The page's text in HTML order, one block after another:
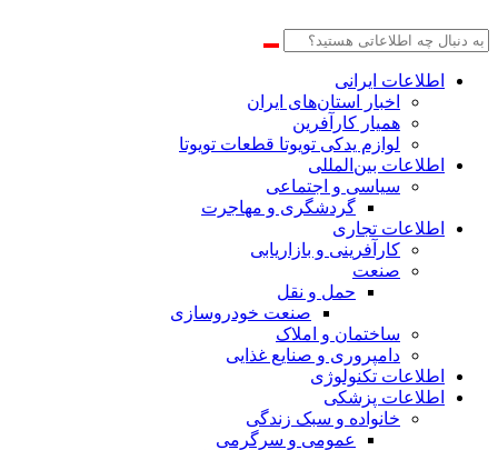
اطلاعات‌ ‎ایرانی
اخبار استان‌های ایران
همیار کارآفرین
لوازم یدکی تویوتا قطعات تویوتا
اطلاعات بین‌المللی
سیاسی و اجتماعی
گردشگری و مهاجرت
اطلاعات تجاری
کارآفرینی و بازاریابی
صنعت
حمل و نقل
صنعت خودروسازی
ساختمان و املاک
دامپروری و صنایع غذایی
اطلاعات تکنولوژی
اطلاعات پزشکی
خانواده و سبک زندگی
عمومی و سرگرمی